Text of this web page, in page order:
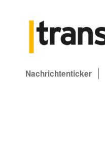
Nachrichtenticker